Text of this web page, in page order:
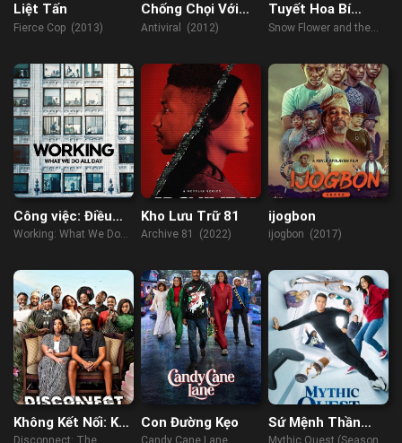
Liệt Tấn
Fierce Cop (2013)
Chống Chọi Với
Virus
Antiviral (2012)
Tuyết Hoa Bí
Phiến
Snow Flower and the
Công việc: Điều
chúng ta làm cả
Working: What We Do
Kho Lưu Trữ 81
Archive 81 (2022)
ijogbon
ijogbon (2017)
Không Kết Nối: Kế
Hoạch Lễ Cưới
Con Đường Kẹo
Sứ Mệnh Thần
Thoại (Phần 2)